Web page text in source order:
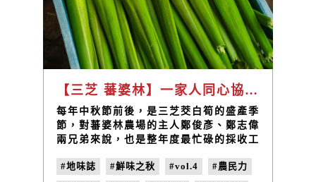
【三芝 蕃婆林】一家人同心協力 培育出鮮嫩甜美的三芝茭白筍 / 蕃婆林農場 鄭俊彥、鄭志偉
每年中秋節前後，是三芝茭白筍的盛產季
節，對蕃婆林農場的主人鄭俊彥、鄭志偉
兩兄弟來說，也是整年度最忙碌的採收工
們這段期間的農忙日常。
#地味誌 #鮮味之秋 #vol.4 #農民力